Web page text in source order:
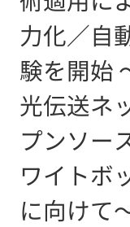
力化／自
験を開始
光伝送ネ
プンソー
ワイトボ
に向けて